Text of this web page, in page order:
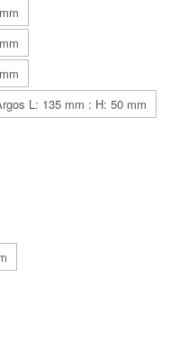
L: 135 mm : H: 50 mm